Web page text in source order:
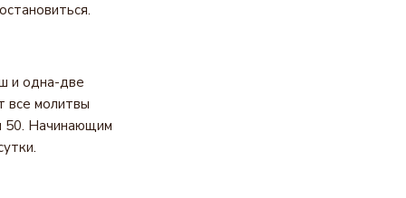
и одна-две
все молитвы
50. Начинающим